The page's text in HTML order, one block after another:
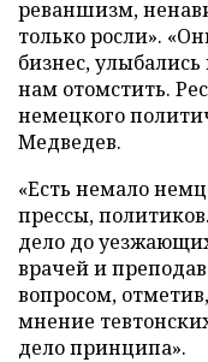
реваншизм,
только росли».
бизнес,
нам отомстить.
немецкого
Медведев.
«Есть немало
прессы,
дело до
врачей и
вопросом,
мнение
дело принципа».